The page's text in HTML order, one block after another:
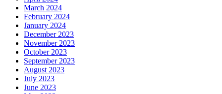
March 2024
February 2024
January 2024
December 2023
November 2023
October 2023
September 2023
August 2023
July 2023
June 2023